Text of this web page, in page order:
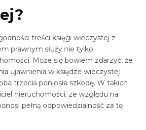
treści księgi wieczystej z
prawnym służy nie tylko
Może się bowiem zdarzyć, że
ujawnienia w księdze wieczystej
trzecia poniosła szkodę. W takich
nieruchomości, ze względu na
pełną odpowiedzialność za tę